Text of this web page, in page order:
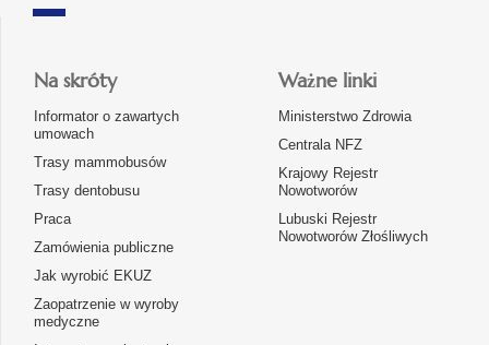
Na skróty
Informator o zawartych
umowach
Trasy mammobusów
Trasy dentobusu
Praca
Zamówienia publiczne
Jak wyrobić EKUZ
Zaopatrzenie w wyroby
medyczne
Ważne linki
Ministerstwo Zdrowia
Centrala NFZ
Krajowy Rejestr
Nowotworów
Lubuski Rejestr
Nowotworów Złośliwych